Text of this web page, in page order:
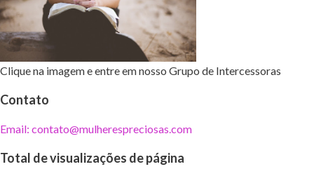
Clique na imagem e entre em nosso Grupo de Intercessoras
Contato
Email: contato@mulherespreciosas.com
Total de visualizações de página